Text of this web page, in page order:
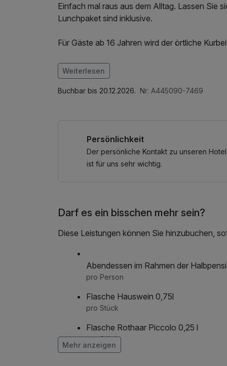
Einfach mal raus aus dem Alltag. Lassen Sie
Lunchpaket sind inklusive.
Für Gäste ab 16 Jahren wird der örtliche
Im Angebot enthalten
1 Flasche Mineralwasser, Parkplatz, W-LAN
Weiterlesen
Buchbar bis 20.12.2026. Nr: A445090-7469
Persönlichkeit
Der persönliche Kontakt zu unseren
ist für uns sehr wichtig.
Darf es ein bisschen mehr sein?
Diese Leistungen können Sie hinzubuchen,
Abendessen im Rahmen der
pro Person
Flasche Hauswein 0,75l
pro Stück
Flasche Rothaar Piccolo 0,25 l
pro Stück
Mehr anzeigen